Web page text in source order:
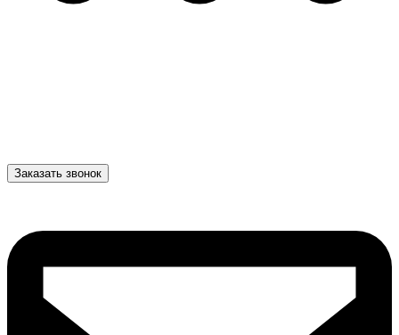
Заказать звонок